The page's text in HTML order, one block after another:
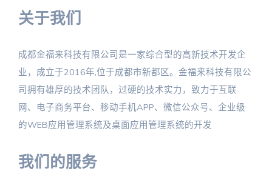
关于我们
成都金福来科技有限公司是一家综合型的高新技术开发企
业，成立于2016年,位于成都市新都区。金福来科技有限公
司拥有雄厚的技术团队，过硬的技术实力，致力于互联
网、电子商务平台、移动手机APP、微信公众号、企业级
的WEB应用管理系统及桌面应用管理系统的开发
我们的服务